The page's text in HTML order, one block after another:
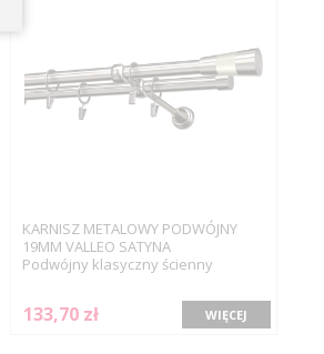
KARNISZ METALOWY PODWÓJNY
19MM VALLEO SATYNA
Podwójny klasyczny ścienny
133,70 zł WIĘCEJ